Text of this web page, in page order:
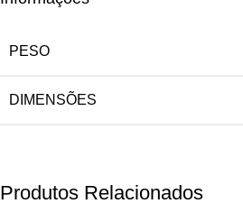
PESO
DIMENSÕES
Produtos Relacionados